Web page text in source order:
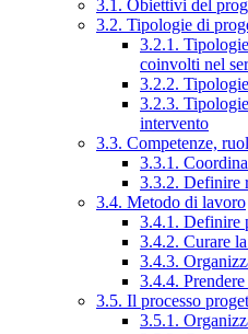
3.1. Obiettivi del
3.2. Tipologie di
3.2.1.
coinvolti nel
3.2.2.
3.2.3.
intervento
3.3. Competenze,
3.3.1.
3.3.2. Definire
3.4. Metodo di lavoro
3.4.1. Definire
3.4.2. Curare
3.4.3.
3.4.4.
3.5. Il processo
3.5.1.